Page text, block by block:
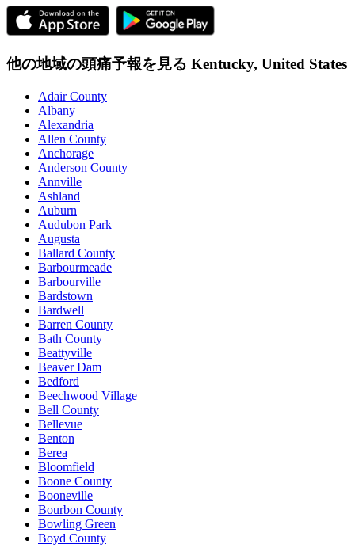
他の地域の頭痛予報を見る Kentucky, United States
Adair County
Albany
Alexandria
Allen County
Anchorage
Anderson County
Annville
Ashland
Auburn
Audubon Park
Augusta
Ballard County
Barbourmeade
Barbourville
Bardstown
Bardwell
Barren County
Bath County
Beattyville
Beaver Dam
Bedford
Beechwood Village
Bell County
Bellevue
Benton
Berea
Bloomfield
Boone County
Booneville
Bourbon County
Bowling Green
Boyd County